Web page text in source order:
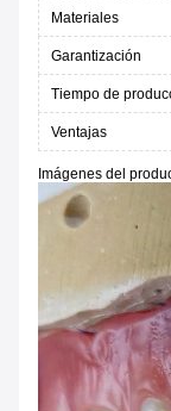
Materiales
Garantización
Tiempo de
Ventajas
Imágenes del